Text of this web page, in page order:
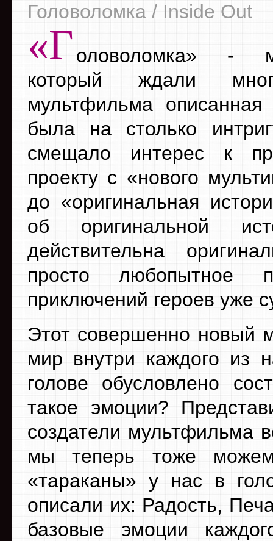
Головоломка / Inside Out
«Головоломка» -
который ждали
мультфильма
была на столько
смещало интерес к
проекту с «нового
до «оригинальная
об оригинальной
действительна
просто любопытное
приключений героев уже
Этот совершенно новый
мир внутри каждого из
голове обусловлено
такое эмоции?
создатели мультфильма
мы теперь тоже
«тараканы» у нас в
описали их: Радость,
базовые эмоции